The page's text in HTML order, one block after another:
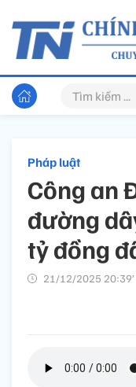
Pháp luật
Công an
đường
tỷ đồng
21/12/2025 20:39’